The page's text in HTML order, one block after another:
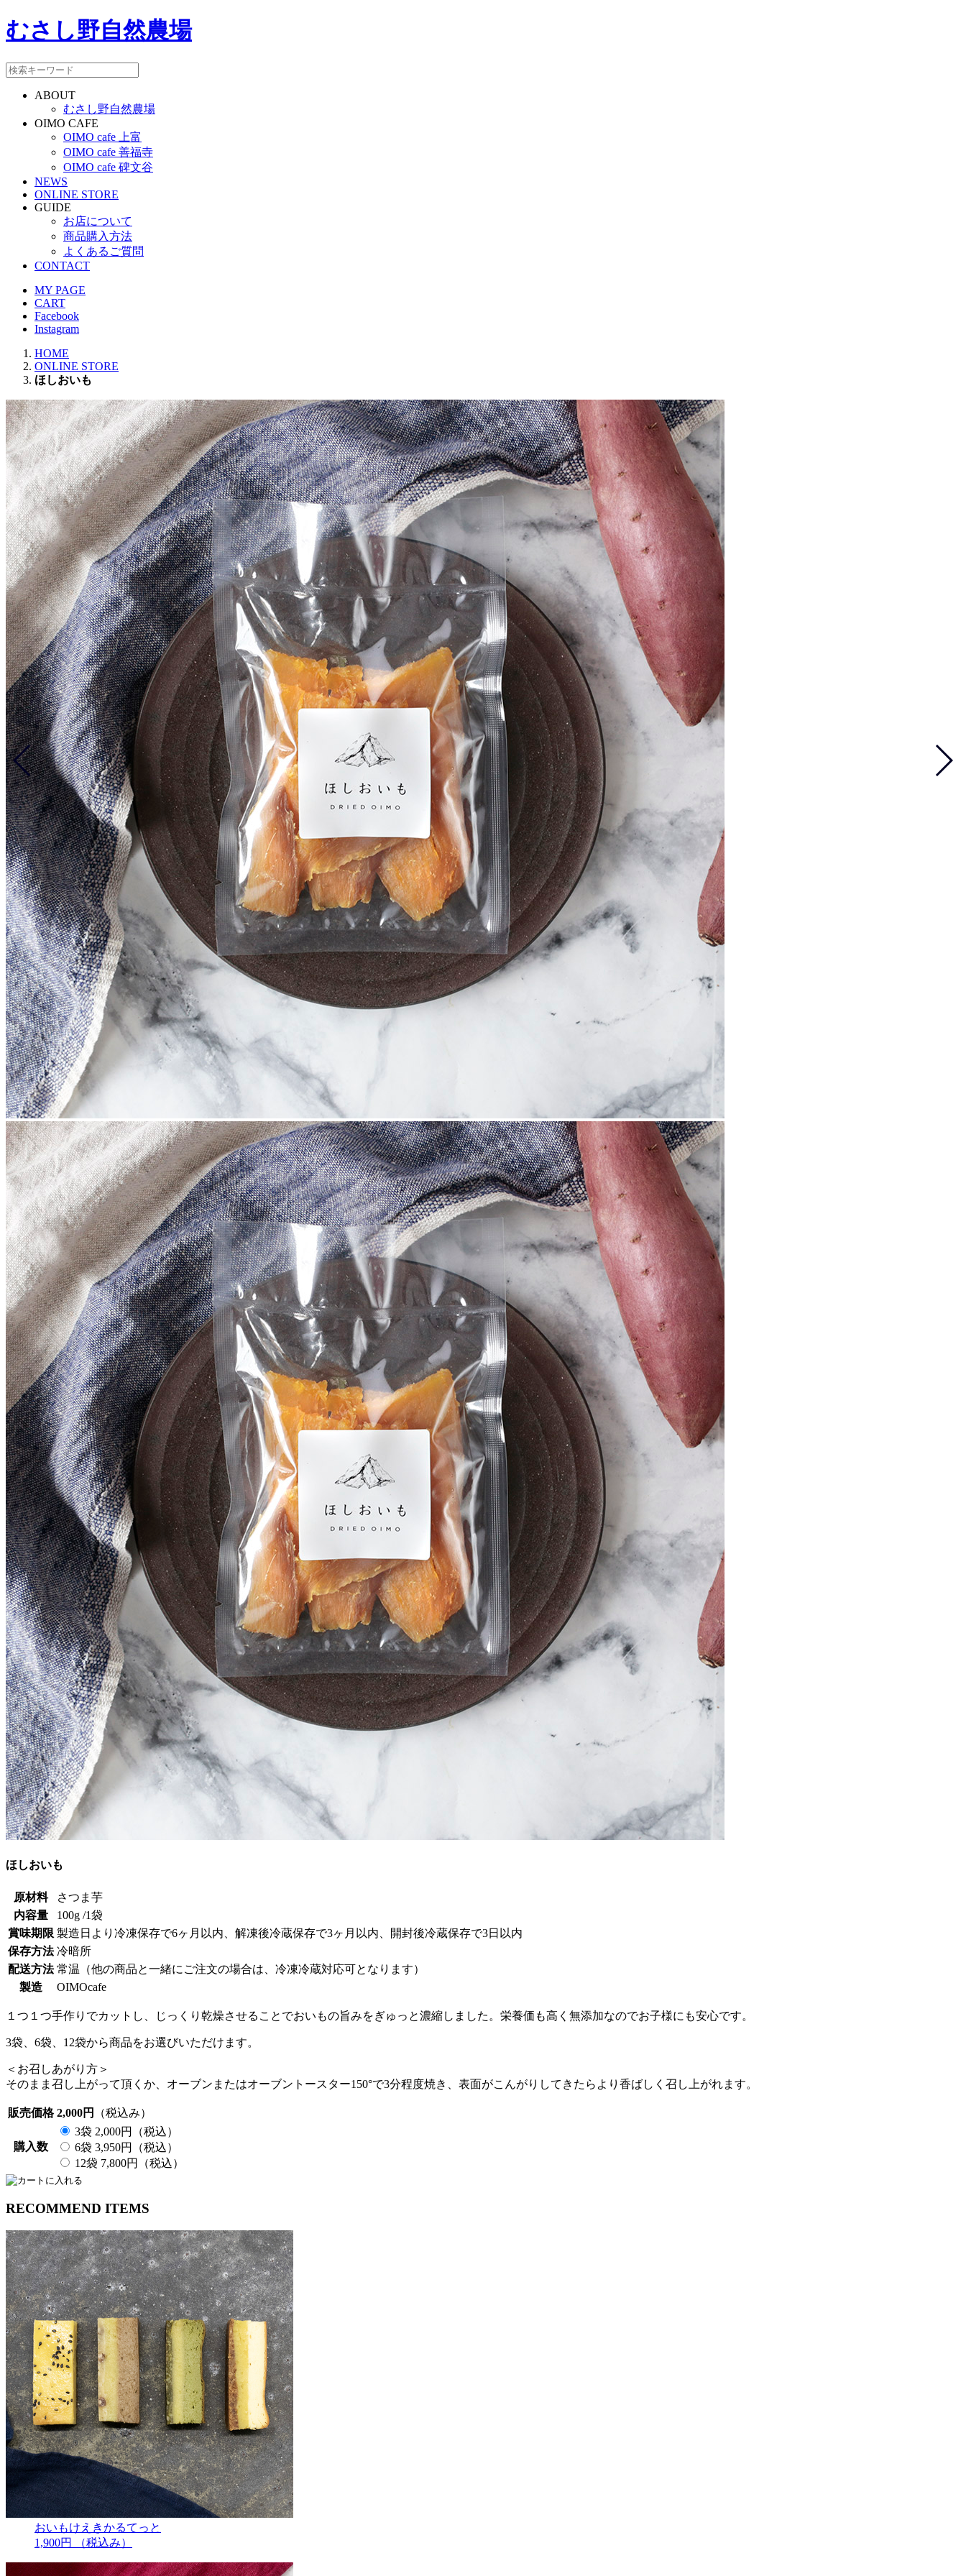
むさし野自然農場
ABOUT
むさし野自然農場
OIMO CAFE
OIMO cafe 上富
OIMO cafe 善福寺
OIMO cafe 碑文谷
NEWS
ONLINE STORE
GUIDE
お店について
商品購入方法
よくあるご質問
CONTACT
MY PAGE
CART
Facebook
Instagram
HOME
ONLINE STORE
ほしおいも
ほしおいも
原材料
さつま芋
内容量
100g /1袋
賞味期限 製造日より冷凍保存で6ヶ月以内、解凍後冷蔵保存で3ヶ月以内、開封後冷蔵保存で3日以内
保存方法 冷暗所
配送方法 常温（他の商品と一緒にご注文の場合は、冷凍冷蔵対応可となります）
製造
OIMOcafe
１つ１つ手作りでカットし、じっくり乾燥させることでおいもの旨みをぎゅっと濃縮しました。栄養価も高く無添加なのでお子様にも安心です。
3袋、6袋、12袋から商品をお選びいただけます。
＜お召しあがり方＞
そのまま召し上がって頂くか、オーブンまたはオーブントースター150°で3分程度焼き、表面がこんがりしてきたらより香ばしく召し上がれます。
販売価格 2,000円 （税込み）
購入数
3袋 2,000円（税込）
6袋 3,950円（税込）
12袋 7,800円（税込）
RECOMMEND ITEMS
おいもけえきかるてっと
1,900円
（税込み）